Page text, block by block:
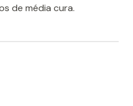
de média cura.